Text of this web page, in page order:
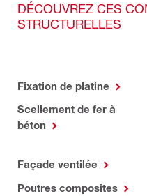
DÉCOUVREZ CES
STRUCTURELLES
Fixation de platine
Scellement de fer à
béton
Façade ventilée
Poutres composites